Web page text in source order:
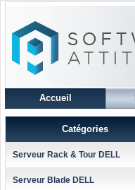
Accueil
Catégories
Serveur Rack & Tour DELL
Serveur Blade DELL